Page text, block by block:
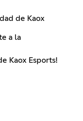
de Kaox
a la
Kaox Esports!